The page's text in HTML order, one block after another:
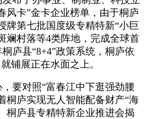
风卡”金卡企业榜单，由于桐庐
牌第七批国度级专精特新“小巨
斓村落等4类阵地，完成全球首
庐县“8+4”政策系统，桐庐依
铺展正在水面之上。
对照“富春江中下逛强劲腰
桐庐实现无人智能配备财产“海
桐庐县专精特新企业推进会揭